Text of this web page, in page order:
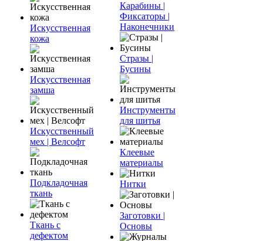
Искусственная
кожа
Искусственная
замша
Искусственный
мех | Велсофт
Подкладочная
ткань
Ткань с
дефектом
Карабины |
Фиксаторы |
Наконечники
Стразы |
Бусины
Инструменты
для шитья
Клеевые
материалы
Нитки
Заготовки |
Основы